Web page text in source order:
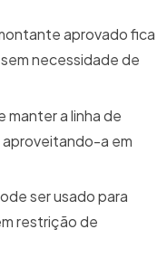
aprovado fica
necessidade de
manter a linha de
a em
ser usado para
restrição de